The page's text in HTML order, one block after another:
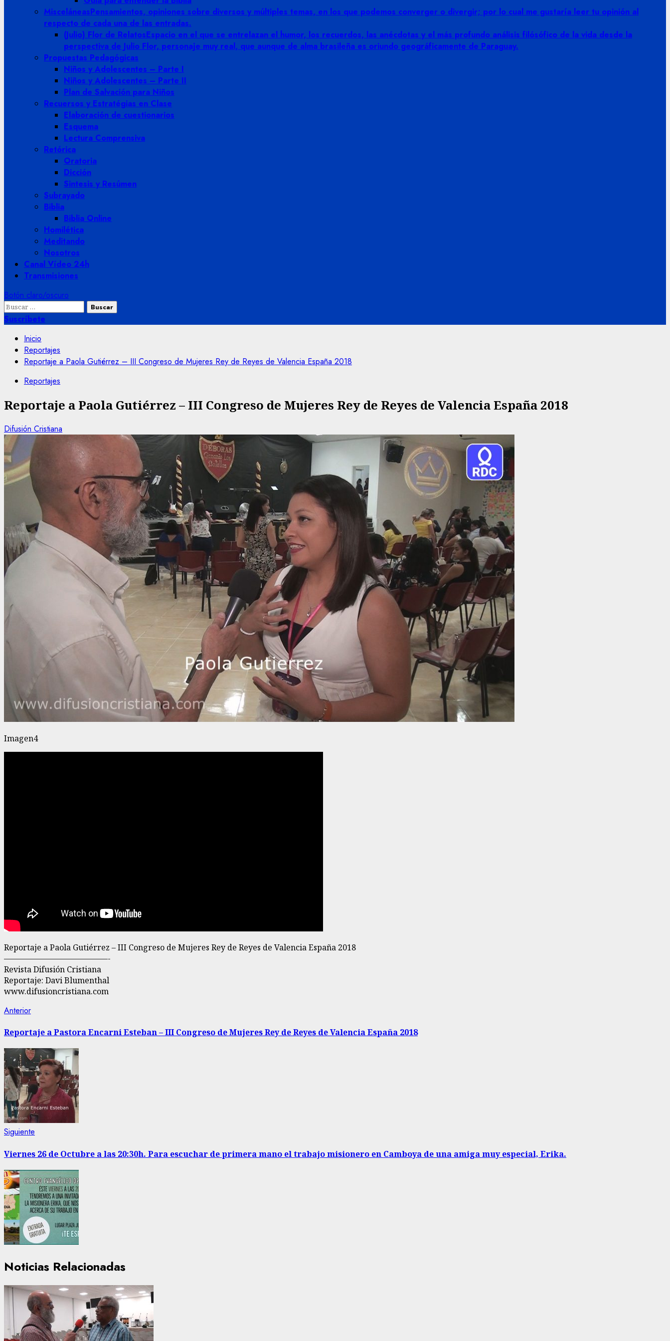
MisceláneasPensamientos, opiniones sobre diversos y múltiples temas, en los que podemos converger o divergir; por lo cual me gustaría leer tu opinión al
respecto de cada una de las entradas.
(Julio) Flor de RelatosEspacio en el que se entrelazan el humor, los recuerdos, las anécdotas y el más profundo análisis filósófico de la vida desde la
perspectiva de Julio Flor, personaje muy real, que aunque de alma brasileña es oriundo geográficamente de Paraguay.
Propuestas Pedagógicas
Niños y Adolescentes – Parte I
Niños y Adolescentes – Parte II
Plan de Salvación para Niños
Recuersos y Estratégias en Clase
Elaboración de cuestionarios
Esquema
Lectura Comprensiva
Retórica
Oratoria
Dicción
Sintesis y Resúmen
Subrayado
Biblia
Biblia Online
Homilética
Meditando
Nosotros
Canal Vídeo 24h
Transmisiones
Botón claro/oscuro
Buscar:
Suscríbete
Inicio
Reportajes
Reportaje a Paola Gutiérrez – III Congreso de Mujeres Rey de Reyes de Valencia España 2018
Reportajes
Reportaje a Paola Gutiérrez – III Congreso de Mujeres Rey de Reyes de Valencia España 2018
Difusión Cristiana
Imagen4
Reportaje a Paola Gutiérrez – III Congreso de Mujeres Rey de Reyes de Valencia España 2018
—————————————-
Revista Difusión Cristiana
Reportaje: Davi Blumenthal
www.difusioncristiana.com
Navegación
de
entradas
AnteriorEntrada
Reportaje a Pastora Encarni Esteban – III Congreso de Mujeres Rey de Reyes de Valencia España 2018
Siguiente
Viernes 26 de Octubre a las 20:30h. Para escuchar de primera mano el trabajo misionero en Camboya de una amiga muy especial, Erika.
Noticias Relacionadas